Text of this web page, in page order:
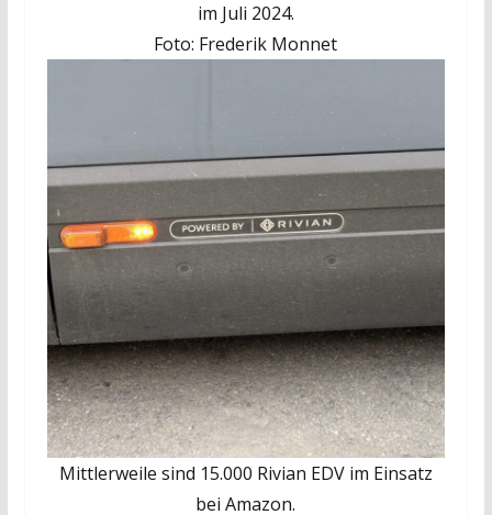
im Juli 2024.
Foto: Frederik Monnet
Mittlerweile sind 15.000 Rivian EDV im Einsatz
bei Amazon.